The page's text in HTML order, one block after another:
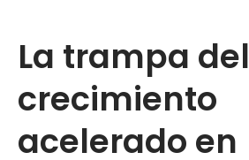
La trampa del
crecimiento
acelerado en